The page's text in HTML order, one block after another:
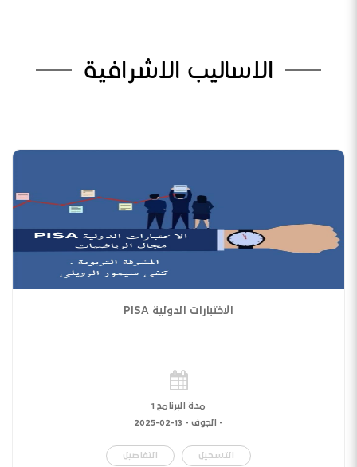
الاساليب الاشرافية
الاختبارات الدولية PISA
مدة البرنامج 1
- الجوف - 13-02-2025
التسجيل التفاصيل